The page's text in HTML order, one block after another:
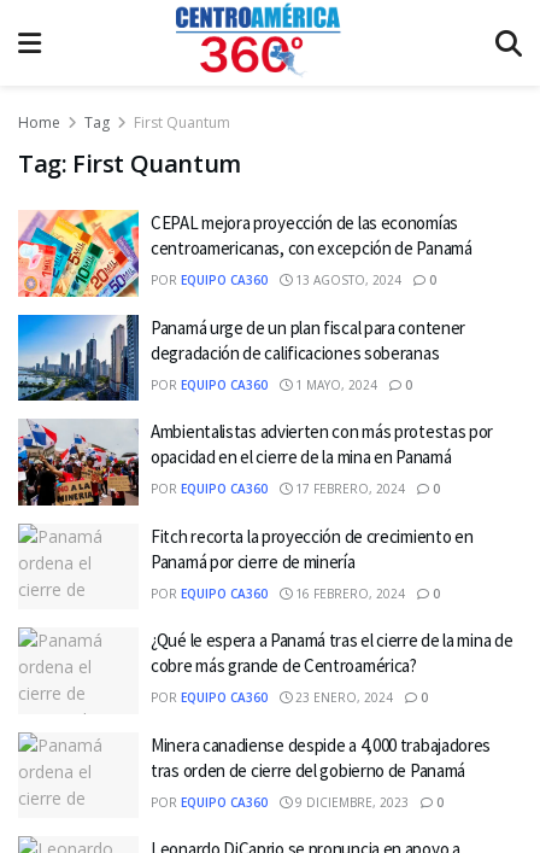
Home Tag First Quantum
Tag: First Quantum
CEPAL mejora proyección de las economías
centroamericanas, con excepción de Panamá
POR EQUIPO CA360 13 AGOSTO, 2024 0
Panamá urge de un plan fiscal para contener
degradación de calificaciones soberanas
POR EQUIPO CA360 1 MAYO, 2024 0
Ambientalistas advierten con más protestas por
opacidad en el cierre de la mina en Panamá
POR EQUIPO CA360 17 FEBRERO, 2024 0
Fitch recorta la proyección de crecimiento en
Panamá por cierre de minería
POR EQUIPO CA360 16 FEBRERO, 2024 0
¿Qué le espera a Panamá tras el cierre de la mina de
cobre más grande de Centroamérica?
POR EQUIPO CA360 23 ENERO, 2024 0
Minera canadiense despide a 4,000 trabajadores
tras orden de cierre del gobierno de Panamá
POR EQUIPO CA360 9 DICIEMBRE, 2023 0